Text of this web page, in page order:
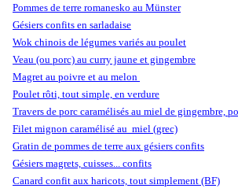
Pommes de terre romanesko au Münster
Gésiers confits en sarladaise
Wok chinois de légumes variés au poulet
Veau (ou porc) au curry jaune et gingembre
Magret au poivre et au melon
Poulet rôti, tout simple, en verdure
Travers de porc caramélisés au miel de gingembre,
Filet mignon caramélisé au miel (grec)
Gratin de pommes de terre aux gésiers confits
Gésiers magrets, cuisses... confits
Canard confit aux haricots, tout simplement (BF)